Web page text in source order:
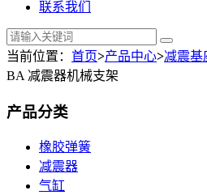
联系我们
当前位置： 首页>产品中心>减震基
BA 减震器机械支架
产品分类
橡胶弹簧
减震器
气缸